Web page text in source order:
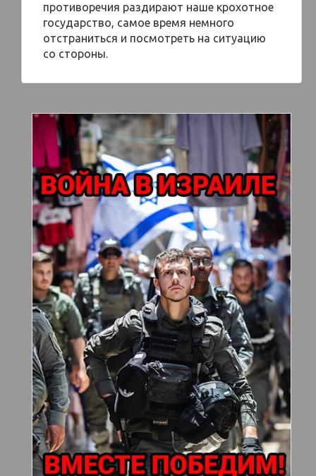
противоречия раздирают наше крохотное
государство, самое время немного
отстраниться и посмотреть на ситуацию
со стороны.